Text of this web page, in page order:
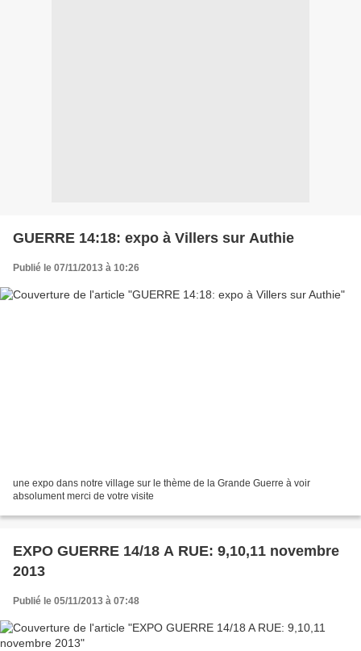
GUERRE 14:18: expo à Villers sur Authie
Publié le 07/11/2013 à 10:26
une expo dans notre village sur le thème de la Grande Guerre à voir
absolument merci de votre visite
EXPO GUERRE 14/18 A RUE: 9,10,11 novembre
2013
Publié le 05/11/2013 à 07:48